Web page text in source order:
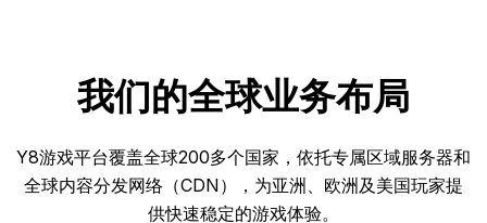
我们的全球业务布局
Y8游戏平台覆盖全球200多个国家，依托专属区域服务器和
全球内容分发网络（CDN），为亚洲、欧洲及美国玩家提
供快速稳定的游戏体验。